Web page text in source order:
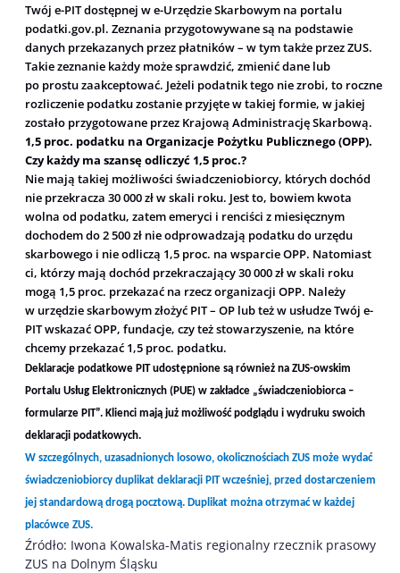
Twój e-PIT dostępnej w e-Urzędzie Skarbowym na portalu
podatki.gov.pl. Zeznania przygotowywane są na podstawie
danych przekazanych przez płatników – w tym także przez ZUS.
Takie zeznanie każdy może sprawdzić, zmienić dane lub
po prostu zaakceptować. Jeżeli podatnik tego nie zrobi, to roczne
rozliczenie podatku zostanie przyjęte w takiej formie, w jakiej
zostało przygotowane przez Krajową Administrację Skarbową.
1,5 proc. podatku na Organizacje Pożytku Publicznego (OPP).
Czy każdy ma szansę odliczyć 1,5 proc.?
Nie mają takiej możliwości świadczeniobiorcy, których dochód
nie przekracza 30 000 zł w skali roku. Jest to, bowiem kwota
wolna od podatku, zatem emeryci i renciści z miesięcznym
dochodem do 2 500 zł nie odprowadzają podatku do urzędu
skarbowego i nie odliczą 1,5 proc. na wsparcie OPP. Natomiast
ci, którzy mają dochód przekraczający 30 000 zł w skali roku
mogą 1,5 proc. przekazać na rzecz organizacji OPP. Należy
w urzędzie skarbowym złożyć PIT – OP lub też w usłudze Twój e-
PIT wskazać OPP, fundacje, czy też stowarzyszenie, na które
chcemy przekazać 1,5 proc. podatku.
Deklaracje podatkowe PIT udostępnione są również na ZUS-owskim
Portalu Usług Elektronicznych (PUE) w zakładce „świadczeniobiorca –
formularze PIT”. Klienci mają już możliwość podglądu i wydruku swoich
deklaracji podatkowych.
W szczególnych, uzasadnionych losowo, okolicznościach ZUS może wydać
świadczeniobiorcy duplikat deklaracji PIT wcześniej, przed dostarczeniem
jej standardową drogą pocztową. Duplikat można otrzymać w każdej
placówce ZUS.
Źródło: Iwona Kowalska-Matis regionalny rzecznik prasowy
ZUS na Dolnym Śląsku